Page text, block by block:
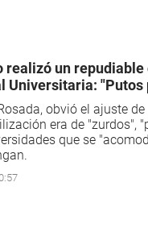
realizó un repudiable
Universitaria:
obvió el ajuste
era de "zurdos",
que se